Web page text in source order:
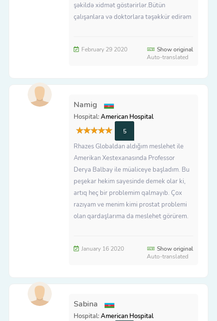
şəkildə xidmət göstərirlər.Bütün
çalışanlara və doktorlara təşəkkür edirəm
February 29 2020
Show original
Auto-translated
Namig
Hospital:American Hospital
5
Rhazes Globaldan aldığım meslehet ile
Amerikan Xestexanasında Professor
Derya Balbay ile müaliceye başladım. Bu
peşekar hekim sayesinde demek olar ki,
artıq heç bir problemim qalmayıb. Çox
razıyam ve menim kimi prostat problemi
olan qardaşlarıma da meslehet görürem.
January 16 2020
Show original
Auto-translated
Sabina
Hospital:American Hospital